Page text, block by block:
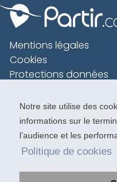
Notre site utilise des
informations sur le
l’audience et les
Politique de cookies
Mentions légales
Cookies
Protections données
Charte voyageur
Copyright 1996-2026